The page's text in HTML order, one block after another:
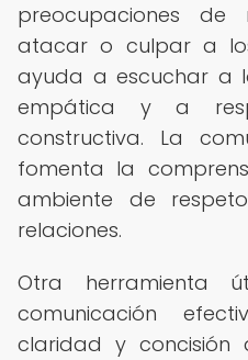
preocupaciones de
atacar o culpar a
ayuda a escuchar a
empática y a
constructiva. La
fomenta la
ambiente de
relaciones.
Otra herramienta
comunicación
claridad y concisión